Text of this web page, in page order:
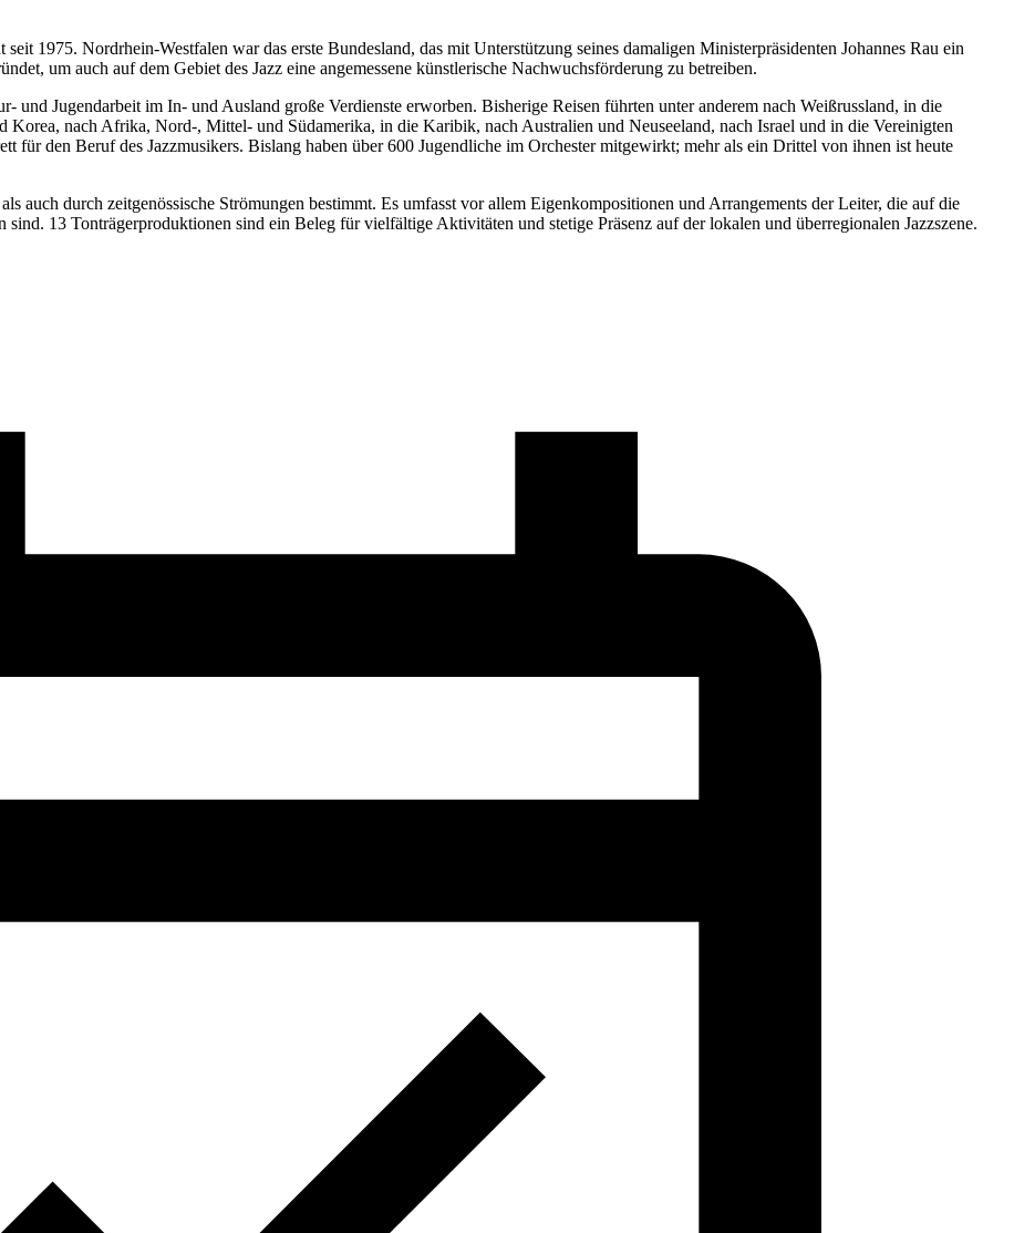
1975. Nordrhein-Westfalen war das erste Bundesland, das mit Unterstützung seines damaligen Ministerpräsidenten Johannes Rau ein
um auch auf dem Gebiet des Jazz eine angemessene künstlerische Nachwuchsförderung zu betreiben.
und Jugendarbeit im In- und Ausland große Verdienste erworben. Bisherige Reisen führten unter anderem nach Weißrussland, in die
nach Afrika, Nord-, Mittel- und Südamerika, in die Karibik, nach Australien und Neuseeland, nach Israel und in die Vereinigten
für den Beruf des Jazzmusikers. Bislang haben über 600 Jugendliche im Orchester mitgewirkt; mehr als ein Drittel von ihnen ist heute
auch durch zeitgenössische Strömungen bestimmt. Es umfasst vor allem Eigenkompositionen und Arrangements der Leiter, die auf die
13 Tonträgerproduktionen sind ein Beleg für vielfältige Aktivitäten und stetige Präsenz auf der lokalen und überregionalen Jazzszene.